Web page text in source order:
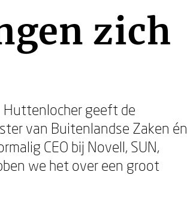
zich
Huttenlocher geeft de
van Buitenlandse Zaken én
CEO bij Novell, SUN,
we het over een groot